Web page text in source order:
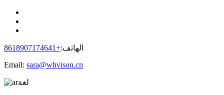
الهاتف:+8618907174641
Email: sara@whvison.cn
لغة